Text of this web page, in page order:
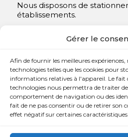
Gérer le
Afin de fournir les meilleures expériences,
technologies telles que les cookies pour
informations relatives à l'appareil. Le fait
technologies nous permettra de traiter
comportement de navigation ou des
fait de ne pas consentir ou de retirer son
effet négatif sur certaines
Nous disposons de
établissements.
Contact
 450 654-3342
